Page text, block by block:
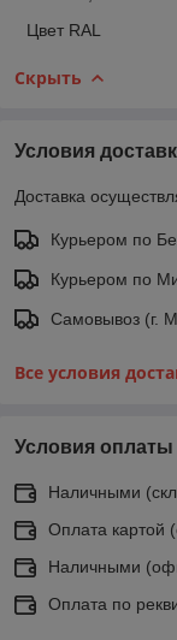
Цвет RAL
Скрыть
Условия
Доставка
Курьером по
Курьером по
Самовывоз (г.
Все условия
Условия оплаты
Наличными
Оплата
Наличными
Оплата по